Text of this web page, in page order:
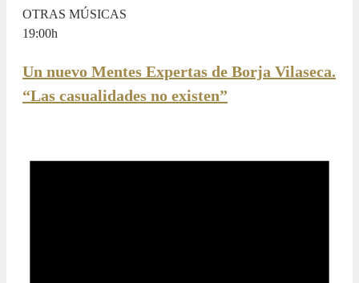
OTRAS MÚSICAS
19:00h
Un nuevo Mentes Expertas de Borja Vilaseca.
“Las casualidades no existen”